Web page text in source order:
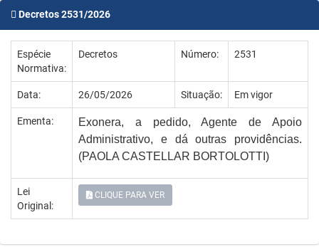
Decretos 2531/2026
Espécie
Normativa:
Decretos Número: 2531
Data: 26/05/2026 Situação: Em vigor
Ementa:
Exonera, a pedido, Agente de Apoio
Administrativo, e dá outras providências.
(PAOLA CASTELLAR BORTOLOTTI)
Lei
Original:
CLIQUE PARA VER